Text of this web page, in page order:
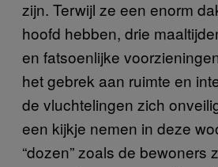
zijn. Terwijl ze een enorm
hoofd hebben, drie
en fatsoenlijke
het gebrek aan ruimte en
de vluchtelingen zich
een kijkje nemen in deze
“dozen” zoals de bewoners